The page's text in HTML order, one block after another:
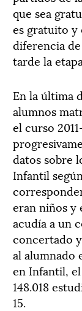
que sea
es gratuito y
diferencia
tarde la
En la última
alumnos
el curso
datos sobre
Infantil
eran niños y
acudía a un
concertado
al alumnado
en Infantil, el
148.018
15.